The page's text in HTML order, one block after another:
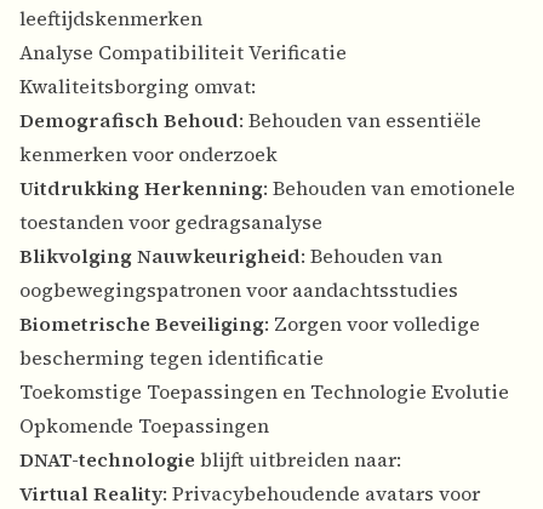
leeftijdskenmerken
Analyse Compatibiliteit Verificatie
Kwaliteitsborging omvat:
Demografisch Behoud: Behouden van essentiële
kenmerken voor onderzoek
Uitdrukking Herkenning: Behouden van emotionele
toestanden voor gedragsanalyse
Blikvolging Nauwkeurigheid: Behouden van
oogbewegingspatronen voor aandachtsstudies
Biometrische Beveiliging: Zorgen voor volledige
bescherming tegen identificatie
Toekomstige Toepassingen en Technologie Evolutie
Opkomende Toepassingen
DNAT-technologie blijft uitbreiden naar:
Virtual Reality: Privacybehoudende avatars voor